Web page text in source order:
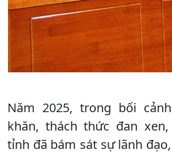
Năm 2025, trong bối
khăn, thách thức đan
tỉnh đã bám sát sự lãnh